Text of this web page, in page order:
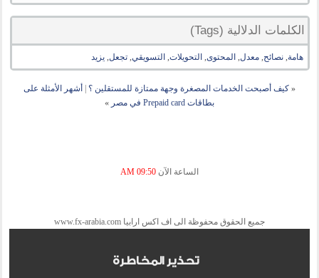
الكلمات الدلالية (Tags)
هامة,نصائح,معدل, المحتوى, التحويلات, التسويقي,تجعل,يزيد
« كيف أصبحت الخدمات المصغرة وجهة ممتازة للمستقلين ؟
أشهر الأمثلة على
بطاقات Prepaid card في مصر
»
الساعة الآن 09:50 AM
جميع الحقوق محفوظة الى اف اكس ارابيا www.fx-arabia.com
تحذير المخاطرة